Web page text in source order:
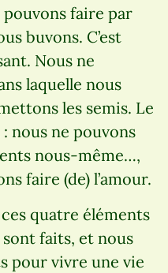
faire par
buvons. C’est
Nous ne
laquelle nous
les semis. Le
: nous ne pouvons
nous-même…,
faire (de) l’amour.
quatre éléments
faits, et nous
pour vivre une vie